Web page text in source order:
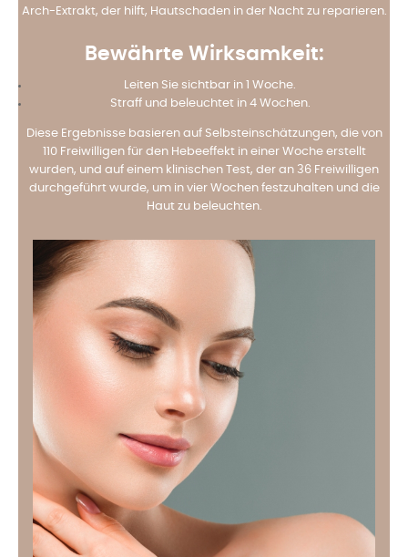
Arch-Extrakt, der hilft, Hautschaden in der Nacht zu reparieren.
Bewährte Wirksamkeit:
Leiten Sie sichtbar in 1 Woche.
Straff und beleuchtet in 4 Wochen.
Diese Ergebnisse basieren auf Selbsteinschätzungen, die von
110 Freiwilligen für den Hebeeffekt in einer Woche erstellt
wurden, und auf einem klinischen Test, der an 36 Freiwilligen
durchgeführt wurde, um in vier Wochen festzuhalten und die
Haut zu beleuchten.